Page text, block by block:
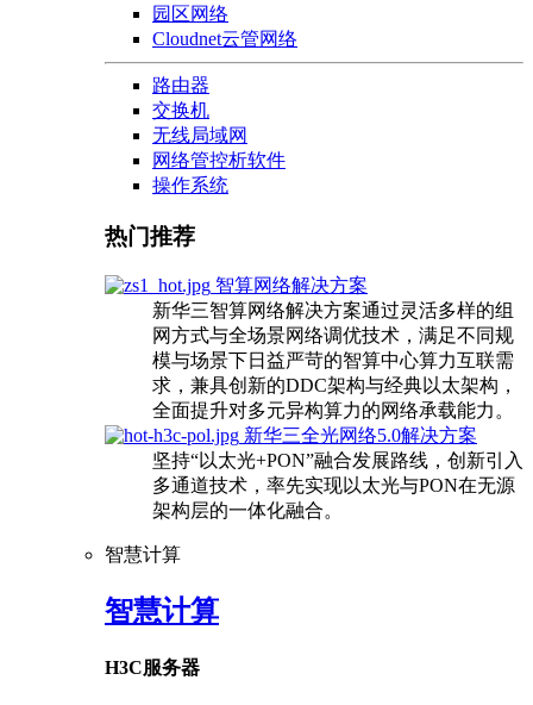
园区网络
Cloudnet云管网络
路由器
交换机
无线局域网
网络管控析软件
操作系统
热门推荐
智算网络解决方案
新华三智算网络解决方案通过灵活多样的组
网方式与全场景网络调优技术，满足不同规
模与场景下日益严苛的智算中心算力互联需
求，兼具创新的DDC架构与经典以太架构，
全面提升对多元异构算力的网络承载能力。
新华三全光网络5.0解决方案
坚持“以太光+PON”融合发展路线，创新引入
多通道技术，率先实现以太光与PON在无源
架构层的一体化融合。
智慧计算
智慧计算
H3C服务器